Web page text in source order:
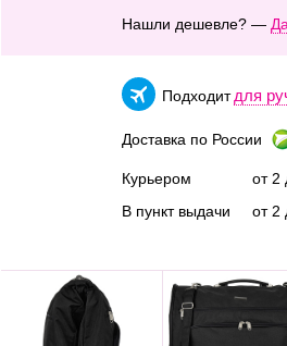
Нашли дешевле? —
Подходит для
Доставка по России
Курьером
В пункт выдачи
от 2
от 2